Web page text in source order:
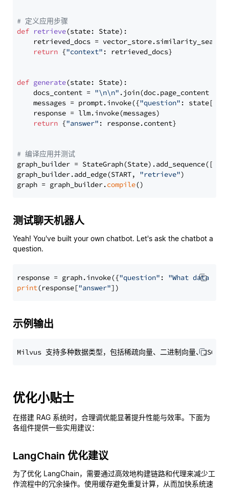
# 定义应用步骤
def retrieve(state: State):
retrieved_docs =
return {"context" : retrieved_docs}
def generate(state: State):
    docs_content =
"\n\n" .join(doc.page_content
    messages = prompt.invoke({
"question" : state[
    response = llm.invoke(messages)
return {"answer" : response.content}
# 编译应用并测试
graph_builder =
graph_builder.add_edge(START, "retrieve")
graph = graph_builder.compile
测试聊天机器人
Yeah! You've built your own chatbot. Let's ask the chatbot a
question.
response = graph.invoke({"question" : "What data
print(response["answer"
示例输出
优化小贴士
在搭建 RAG 系统时，合理调优能显著提升性能与效率。下面为
各组件提供一些实用建议：
LangChain 优化建议
为了优化 LangChain，需要通过高效地构建链路和代理来减少工
作流程中的冗余操作。使用缓存避免重复计算，从而加快系统速